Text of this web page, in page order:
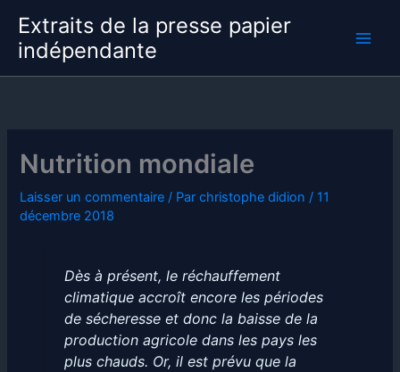
contenu
Extraits de la presse papier
indépendante
Nutrition mondiale
Laisser un commentaire / Parchristophe didion / 11
décembre 2018
Dès à présent, le réchauffement
climatique accroît encore les périodes
de sécheresse et donc la baisse de la
production agricole dans les pays les
plus chauds. Or, il est prévu que la